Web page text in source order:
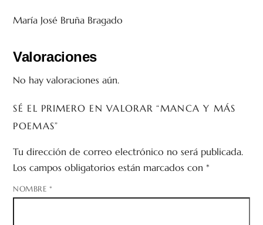
María José Bruña Bragado
Valoraciones
No hay valoraciones aún.
SÉ EL PRIMERO EN VALORAR “MANCA Y MÁS
POEMAS”
Tu dirección de correo electrónico no será publicada.
Los campos obligatorios están marcados con*
NOMBRE *